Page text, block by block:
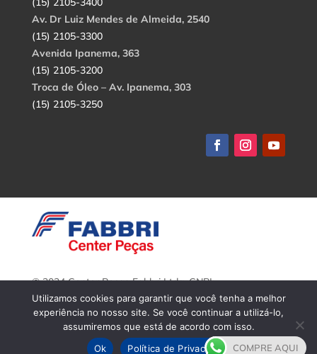
Av. Dr Luiz Mendes de Almeida, 2540
(15) 2105-3300
Avenida Ipanema, 363
(15) 2105-3200
Troca de Óleo – Av. Ipanema, 303
(15) 2105-3250
© 2024 Center Peças Fabbri Ltda. CNPJ:
56.908.650/0001-94.
Todos os direitos reservados.
COMPRE AQUI
Utilizamos cookies para garantir que você tenha a melhor
experiência no nosso site. Se você continuar a utilizá-lo,
assumiremos que está de acordo com isso.
Ok
Política de Privacidade